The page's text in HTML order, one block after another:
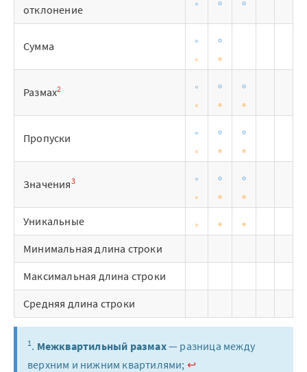
Клиенты
Вики
Партнеры
Партнерская программа
Партнерский портал
Академическая
программа
Новости
Вузы-участники
отклонение
Сумма
Размах2
Пропуски
Значения3
Уникальные
Минимальная длина строки
Максимальная длина строки
Средняя длина строки
1. Межквартильный размах— разница между
верхним и нижним квартилями; ↩